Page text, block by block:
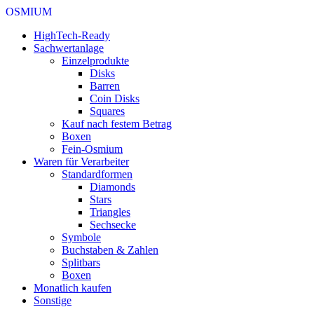
OSMIUM
HighTech-Ready
Sachwertanlage
Einzelprodukte
Disks
Barren
Coin Disks
Squares
Kauf nach festem Betrag
Boxen
Fein-Osmium
Waren für Verarbeiter
Standardformen
Diamonds
Stars
Triangles
Sechsecke
Symbole
Buchstaben & Zahlen
Splitbars
Boxen
Monatlich kaufen
Sonstige